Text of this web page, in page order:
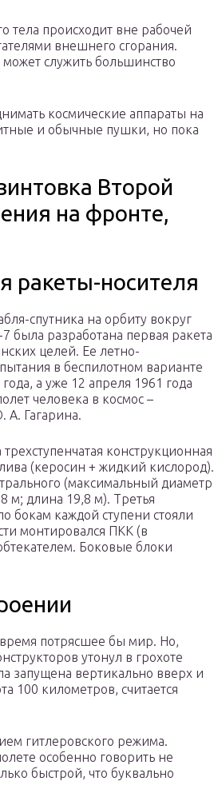
тела происходит вне рабочей
внешнего сгорания.
служить большинство
космические аппараты на
и обычные пушки, но пока
Второй
на фронте,
ракеты-носителя
спутника на орбиту вокруг
была разработана первая ракета
целей. Ее летно-
в беспилотном варианте
а уже 12 апреля 1961 года
человека в космос –
Гагарина.
конструкционная
(керосин + жидкий кислород).
(максимальный диаметр
м; длина 19,8 м). Третья
бокам каждой ступени стояли
монтировался ПКК (в
Боковые блоки
потрясшее бы мир. Но,
утонул в грохоте
запущена вертикально вверх и
100 километров, считается
гитлеровского режима.
особенно говорить не
быстрой, что буквально